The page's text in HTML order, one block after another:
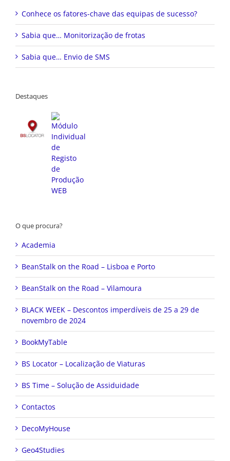
Conhece os fatores-chave das equipas de sucesso?
Sabia que… Monitorização de frotas
Sabia que… Envio de SMS
Destaques
O que procura?
Academia
BeanStalk on the Road – Lisboa e Porto
BeanStalk on the Road – Vilamoura
BLACK WEEK – Descontos imperdíveis de 25 a 29 de
novembro de 2024
BookMyTable
BS Locator – Localização de Viaturas
BS Time – Solução de Assiduidade
Contactos
DecoMyHouse
Geo4Studies